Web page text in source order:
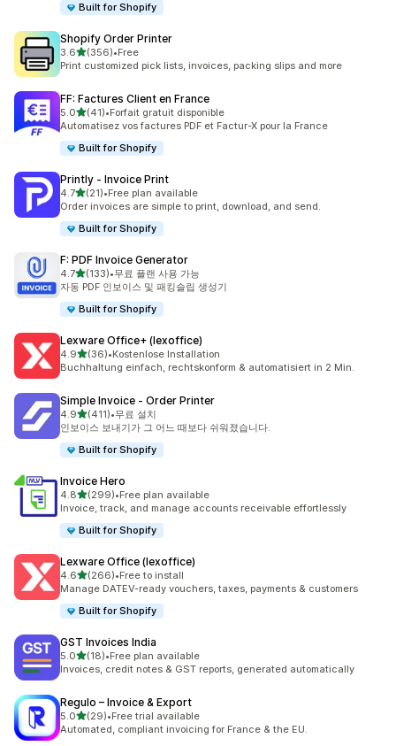
Built for Shopify
Shopify Order Printer
3.6별 5개 중
(356)
총 리뷰 356개
•Free
Print customized pick lists, invoices, packing slips and more
FF: Factures Client en France
5.0별 5개 중
(41)
총 리뷰 41개
•Forfait gratuit disponible
Automatisez vos factures PDF et Factur-X pour la France
Built for Shopify
Printly ‑ Invoice Print
4.7별 5개 중
(21)
총 리뷰 21개
•Free plan available
Order invoices are simple to print, download, and send.
Built for Shopify
F: PDF Invoice Generator
4.7별 5개 중
(133)
총 리뷰 133개
•무료 플랜 사용 가능
자동 PDF 인보이스 및 패킹슬립 생성기
Built for Shopify
Lexware Office+ (lexoffice)
4.9별 5개 중
(36)
총 리뷰 36개
•Kostenlose Installation
Buchhaltung einfach, rechtskonform & automatisiert in 2 Min.
Simple Invoice ‑ Order Printer
4.9별 5개 중
(411)
총 리뷰 411개
•무료 설치
인보이스 보내기가 그 어느 때보다 쉬워졌습니다.
Built for Shopify
Invoice Hero
4.8별 5개 중
(299)
총 리뷰 299개
•Free plan available
Invoice, track, and manage accounts receivable effortlessly
Built for Shopify
Lexware Office (lexoffice)
4.6별 5개 중
(266)
총 리뷰 266개
•Free to install
Manage DATEV-ready vouchers, taxes, payments & customers
Built for Shopify
GST Invoices India
5.0별 5개 중
(18)
총 리뷰 18개
•Free plan available
Invoices, credit notes & GST reports, generated automatically
Regulo – Invoice & Export
5.0별 5개 중
(29)
총 리뷰 29개
•Free trial available
Automated, compliant invoicing for France & the EU.